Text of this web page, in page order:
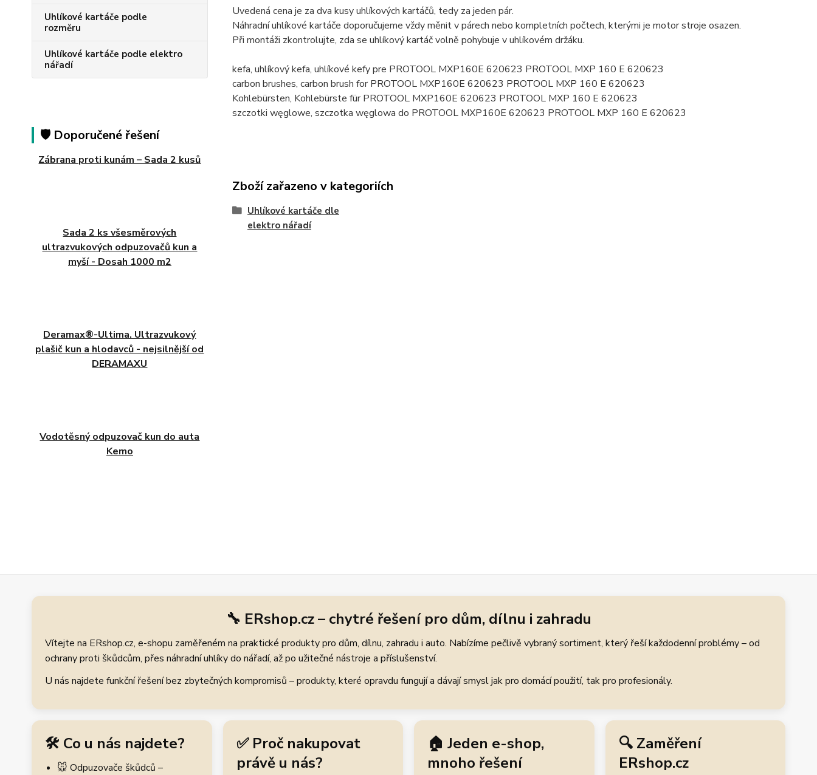
Uhlíkové kartáče podle
rozměru
Uhlíkové kartáče podle elektro
nářadí
🛡️ Doporučené řešení
Zábrana proti kunám – Sada 2 kusů
Sada 2 ks všesměrových
ultrazvukových odpuzovačů kun a
myší - Dosah 1000 m2
Deramax®-Ultima. Ultrazvukový
plašič kun a hlodavců - nejsilnější od
DERAMAXU
Vodotěsný odpuzovač kun do auta
Kemo
Uvedená cena je za dva kusy uhlíkových kartáčů, tedy za jeden pár.
Náhradní uhlíkové kartáče doporučujeme vždy měnit v párech nebo kompletních počtech, kterými je motor stroje osazen.
Při montáži zkontrolujte, zda se uhlíkový kartáč volně pohybuje v uhlíkovém držáku.
kefa, uhlíkový kefa, uhlíkové kefy pre PROTOOL MXP160E 620623 PROTOOL MXP 160 E 620623
carbon brushes, carbon brush for PROTOOL MXP160E 620623 PROTOOL MXP 160 E 620623
Kohlebürsten, Kohlebürste für PROTOOL MXP160E 620623 PROTOOL MXP 160 E 620623
szczotki węglowe, szczotka węglowa do PROTOOL MXP160E 620623 PROTOOL MXP 160 E 620623
Zboží zařazeno v kategoriích
Uhlíkové kartáče dle
elektro nářadí
🔧 ERshop.cz – chytré řešení pro dům, dílnu i zahradu
Vítejte na ERshop.cz, e-shopu zaměřeném na praktické produkty pro dům, dílnu, zahradu i auto. Nabízíme pečlivě vybraný sortiment, který řeší každodenní problémy – od
ochrany proti škůdcům, přes náhradní uhlíky do nářadí, až po užitečné nástroje a příslušenství.
U nás najdete funkční řešení bez zbytečných kompromisů – produkty, které opravdu fungují a dávají smysl jak pro domácí použití, tak pro profesionály.
🛠️ Co u nás najdete?
🐭 Odpuzovače škůdců –
✅ Proč nakupovat
právě u nás?
🏠 Jeden e-shop,
mnoho řešení
🔍 Zaměření
ERshop.cz